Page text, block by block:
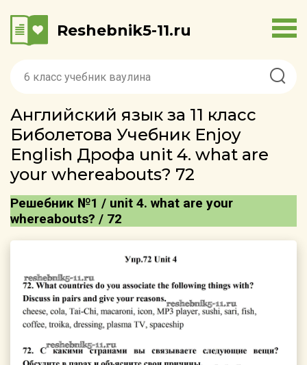
Reshebnik5-11.ru
Английский язык за 11 класс
Биболетова Учебник Enjoy
English Дрофа unit 4. what are
your whereаbouts? 72
Решебник №1 / unit 4. what are your
whereаbouts? / 72